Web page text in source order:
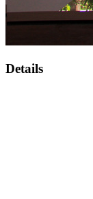
Details